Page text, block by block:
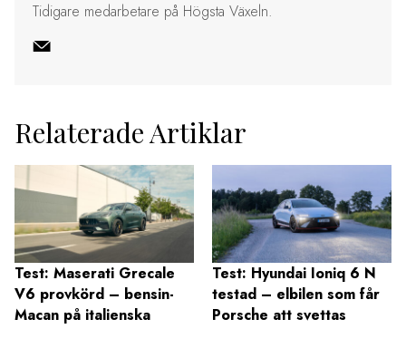
Tidigare medarbetare på Högsta Växeln.
Relaterade Artiklar
Test: Maserati Grecale
V6 provkörd – bensin-
Macan på italienska
Test: Hyundai Ioniq 6 N
testad – elbilen som får
Porsche att svettas